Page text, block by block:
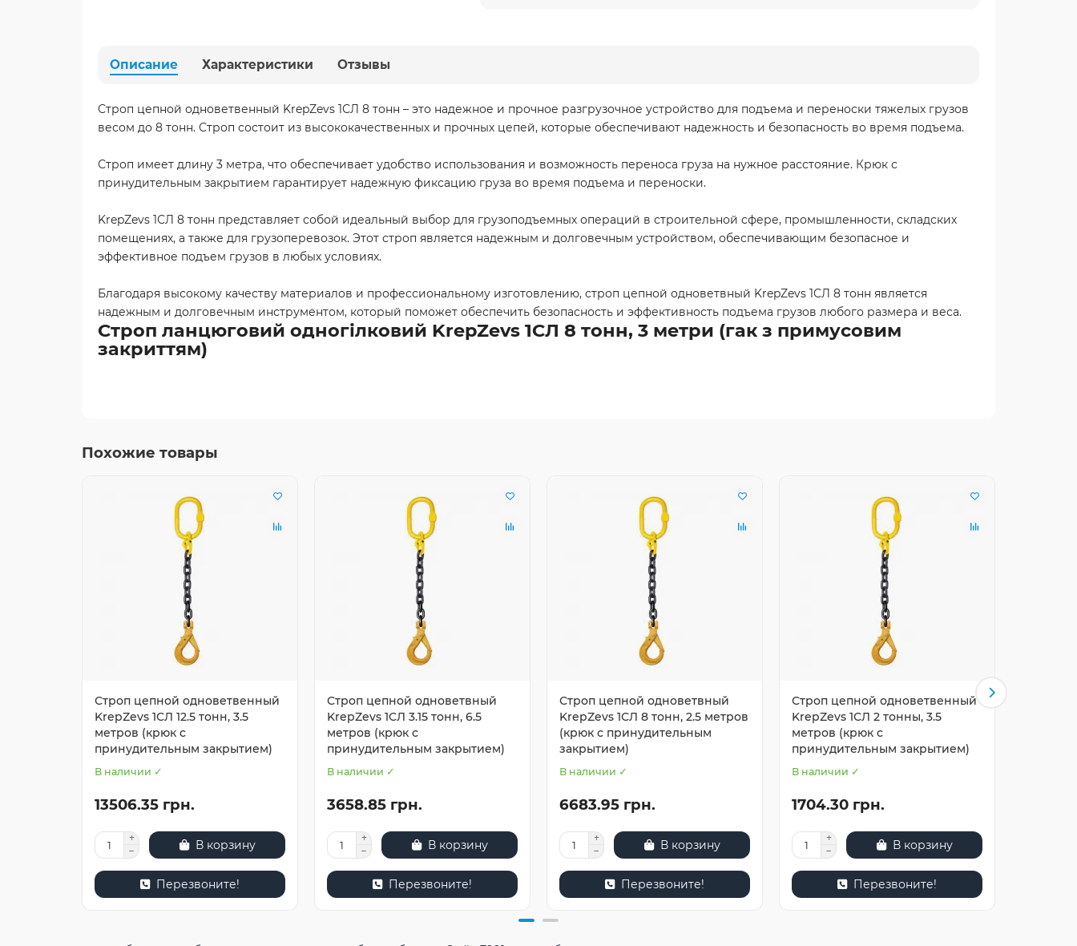
Описание Характеристики Отзывы
Строп цепной одноветвенный KrepZevs 1СЛ 8 тонн – это надежное и прочное разгрузочное устройство для подъема и переноски тяжелых грузов
весом до 8 тонн. Строп состоит из высококачественных и прочных цепей, которые обеспечивают надежность и безопасность во время подъема.
Строп имеет длину 3 метра, что обеспечивает удобство использования и возможность переноса груза на нужное расстояние. Крюк с
принудительным закрытием гарантирует надежную фиксацию груза во время подъема и переноски.
KrepZevs 1СЛ 8 тонн представляет собой идеальный выбор для грузоподъемных операций в строительной сфере, промышленности, складских
помещениях, а также для грузоперевозок. Этот строп является надежным и долговечным устройством, обеспечивающим безопасное и
эффективное подъем грузов в любых условиях.
Благодаря высокому качеству материалов и профессиональному изготовлению, строп цепной одноветвный KrepZevs 1СЛ 8 тонн является
надежным и долговечным инструментом, который поможет обеспечить безопасность и эффективность подъема грузов любого размера и веса.
Строп ланцюговий одногілковий KrepZevs 1СЛ 8 тонн, 3 метри (гак з примусовим
закриттям)
Похожие товары
Строп цепной одноветвенный
KrepZevs 1СЛ 12.5 тонн, 3.5
метров (крюк с
принудительным закрытием)
В наличии ✓
13506.35 грн.
В корзину
Перезвоните!
Строп цепной одноветвный
KrepZevs 1СЛ 3.15 тонн, 6.5
метров (крюк с
принудительным закрытием)
В наличии ✓
3658.85 грн.
В корзину
Перезвоните!
Строп цепной одноветвный
KrepZevs 1СЛ 8 тонн, 2.5 метров
(крюк с принудительным
закрытием)
В наличии ✓
6683.95 грн.
В корзину
Перезвоните!
Строп цепной одноветвенный
KrepZevs 1СЛ 2 тонны, 3.5
метров (крюк с
принудительным закрытием)
В наличии ✓
1704.30 грн.
В корзину
Перезвоните!